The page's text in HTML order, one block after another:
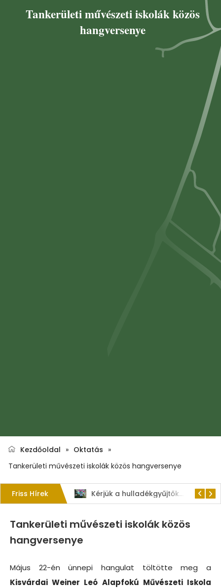
Tankerületi művészeti iskolák közös
hangversenye
Kezdőoldal » Oktatás »
Tankerületi művészeti iskolák közös hangversenye
Friss Hírek Kérjük a hulladékgyűjtők rendeltetésszerű használatát!
Tankerületi művészeti iskolák közös
hangversenye
Május 22-én ünnepi hangulat töltötte meg a
Kisvárdai Weiner Leó Alapfokú Művészeti Iskola